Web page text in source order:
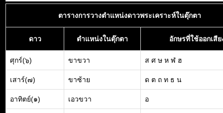
ตารางการวางตำแหน่งดาวพระเคราะห์ในตุ๊กตา
ดาว ตำแหน่งในตุ๊กตา อักษรที่ใช้ออกเสีย
ศุกร์(๖) ขาขวา ส ศ ษ ห ฬ ฮ
เสาร์(๗) ขาซ้าย ด ต ถ ท ธ น
อาทิตย์(๑) เอวขวา อ